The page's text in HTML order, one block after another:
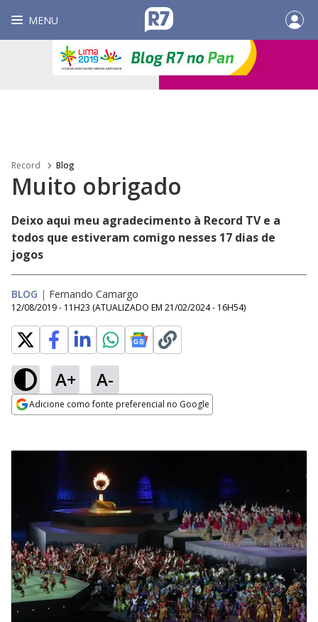
MENU
Record Blog
Muito obrigado
Deixo aqui meu agradecimento à Record TV e a
todos que estiveram comigo nesses 17 dias de
jogos
BLOG | Fernando Camargo
12/08/2019 - 11H23 (ATUALIZADO EM 21/02/2024 - 16H54)
A+ A-
Adicione como fonte preferencial no Google